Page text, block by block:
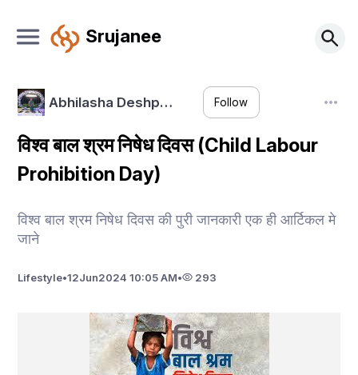
Srujanee
Abhilasha Deshp… Follow
विश्व बाल श्रम निषेध दिवस (Child Labour
Prohibition Day)
विश्व बाल श्रम निषेध दिवस की पुरी जानकारी एक ही आर्टिकल मे
जाने
Lifestyle•12Jun2024 10:05 AM• 293